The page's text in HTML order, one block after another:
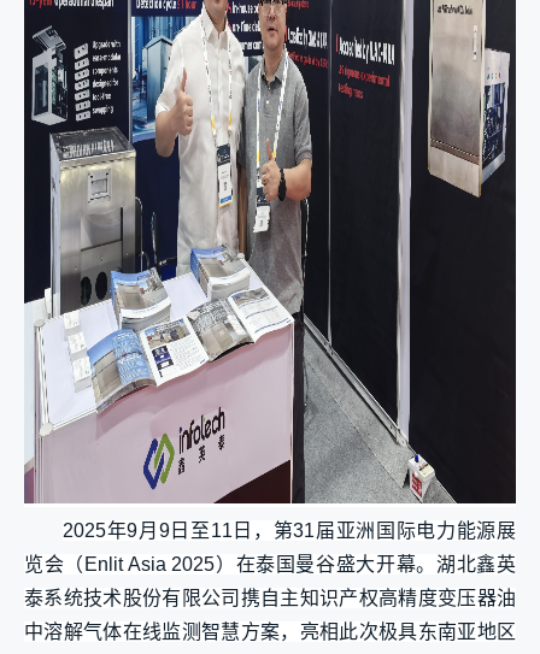
2025年9月9日至11日，第31届亚洲国际电力能源展
览会（Enlit Asia 2025）在泰国曼谷盛大开幕。湖北鑫英
泰系统技术股份有限公司携自主知识产权高精度变压器油
中溶解气体在线监测智慧方案，亮相此次极具东南亚地区